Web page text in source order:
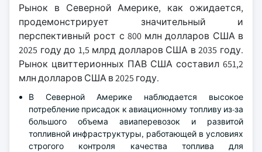
Рынок в Северной Америке, как ожидается,
продемонстрирует значительный и
перспективный рост с 800 млн долларов США в
2025 году до 1,5 млрд долларов США в 2035 году.
Рынок цвиттерионных ПАВ США составил 651,2
млн долларов США в 2025 году.
В Северной Америке наблюдается высокое
потребление присадок к авиационному топливу из-за
большого объема авиаперевозок и развитой
топливной инфраструктуры, работающей в условиях
строгого контроля качества топлива для